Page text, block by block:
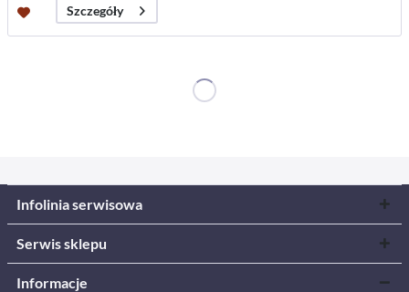
Szczegóły
Infolinia serwisowa
Serwis sklepu
Informacje